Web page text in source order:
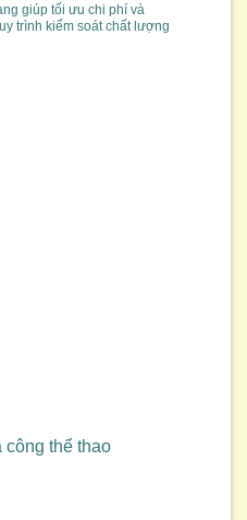
giúp tối ưu chi phí và
trình kiểm soát chất lượng
công thể thao